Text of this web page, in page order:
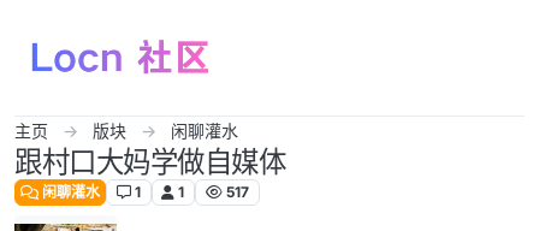
主页 版块 闲聊灌水
跟村口大妈学做自媒体
闲聊灌水 1 1 517